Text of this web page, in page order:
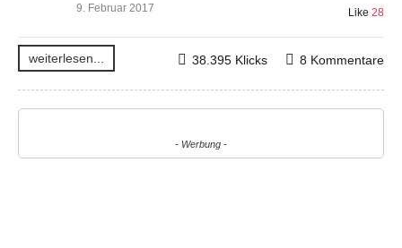
9. Februar 2017 Like 28
weiterlesen... 8 Kommentare
38.395 Klicks
- Werbung -